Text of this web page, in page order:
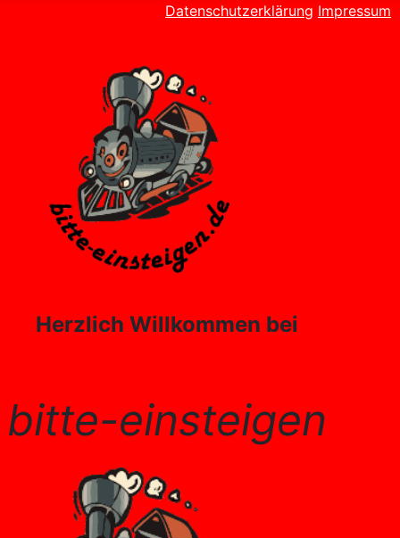
Datenschutzerklärung Impressum
Herzlich Willkommen bei
bitte-einsteigen